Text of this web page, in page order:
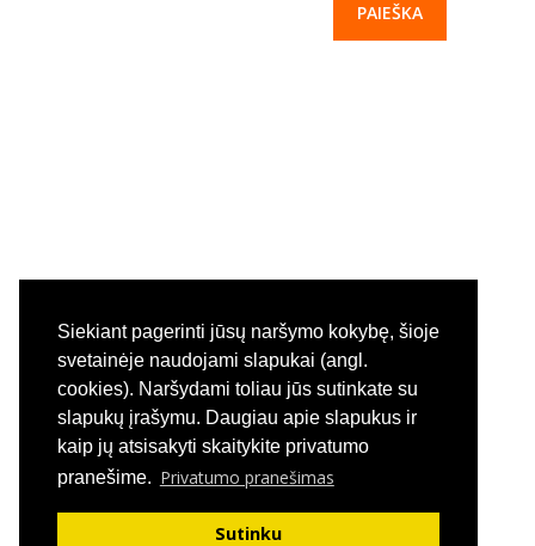
Siekiant pagerinti jūsų naršymo kokybę, šioje
svetainėje naudojami slapukai (angl.
cookies). Naršydami toliau jūs sutinkate su
slapukų įrašymu. Daugiau apie slapukus ir
kaip jų atsisakyti skaitykite privatumo
pranešime. Privatumo pranešimas
Sutinku
-- Grupės
---- Informacija apie grupes
---- Elektroninis dienynas
Menu